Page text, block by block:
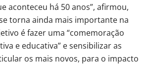
aconteceu há 50 anos”, afirmou,
torna ainda mais importante na
é fazer uma “comemoração
e educativa” e sensibilizar as
os mais novos, para o impacto